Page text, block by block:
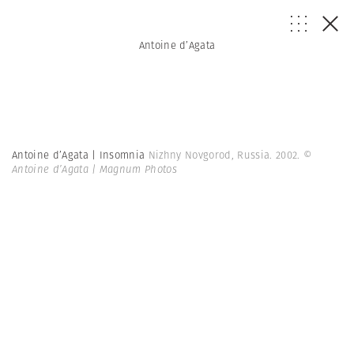
Antoine d’Agata
Antoine d’Agata | Insomnia Nizhny Novgorod, Russia. 2002. ©
Antoine d’Agata | Magnum Photos